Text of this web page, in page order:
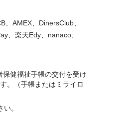
AMEX、DinersClub、
、楽天Edy、nanaco、
健福祉手帳の交付を受け
。（手帳またはミライロ
。